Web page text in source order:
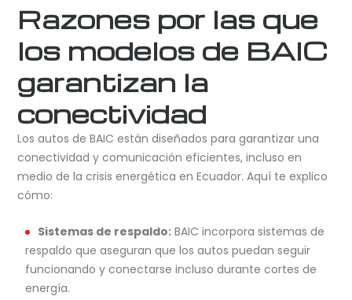
Razones por las que
los modelos de BAIC
garantizan la
conectividad
Los autos de BAIC están diseñados para garantizar una
conectividad y comunicación eficientes, incluso en
medio de la crisis energética en Ecuador. Aquí te explico
cómo:
Sistemas de respaldo: BAIC incorpora sistemas de
respaldo que aseguran que los autos puedan seguir
funcionando y conectarse incluso durante cortes de
energía.